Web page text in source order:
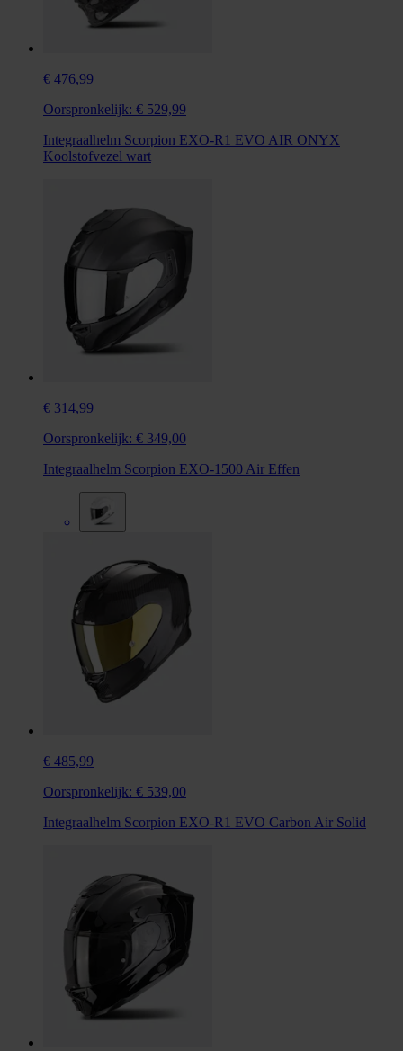
€ 476,99
Oorspronkelijk: € 529,99
Integraalhelm Scorpion EXO-R1 EVO AIR ONYX
Koolstofvezel wart
€ 314,99
Oorspronkelijk: € 349,00
Integraalhelm Scorpion EXO-1500 Air Effen
€ 485,99
Oorspronkelijk: € 539,00
Integraalhelm Scorpion EXO-R1 EVO Carbon Air Solid